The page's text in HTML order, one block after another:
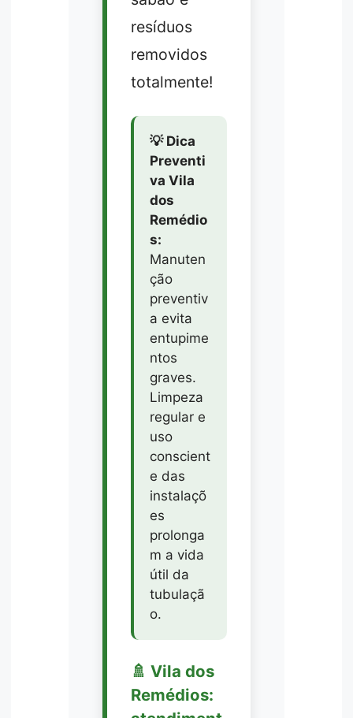
resíduos
removidos
totalmente!
💡 Dica
Preventi
va Vila
dos
Remédio
s:
Manuten
ção
preventiv
a evita
entupime
ntos
graves.
Limpeza
regular e
uso
conscient
e das
instalaçõ
es
prolonga
m a vida
útil da
tubulaçã
o.
🚿 Vila dos
Remédios: